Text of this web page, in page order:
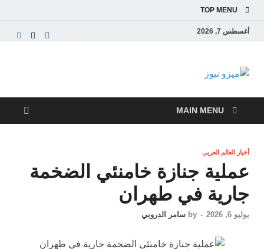
TOP MENU
أغسطس 7, 2026
ميزو نيوز
والاقتصادية
MAIN MENU
أخبار العالم العربي
عملية جنازة خامنئي الضخمة
جارية في طهران
يوليو 6, 2026 -
by سامر الدروبي